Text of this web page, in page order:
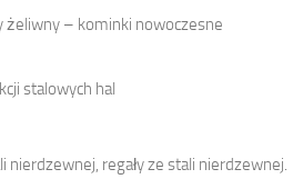
żeliwny – kominki nowoczesne
stalowych hal
regały ze stali nierdzewnej.